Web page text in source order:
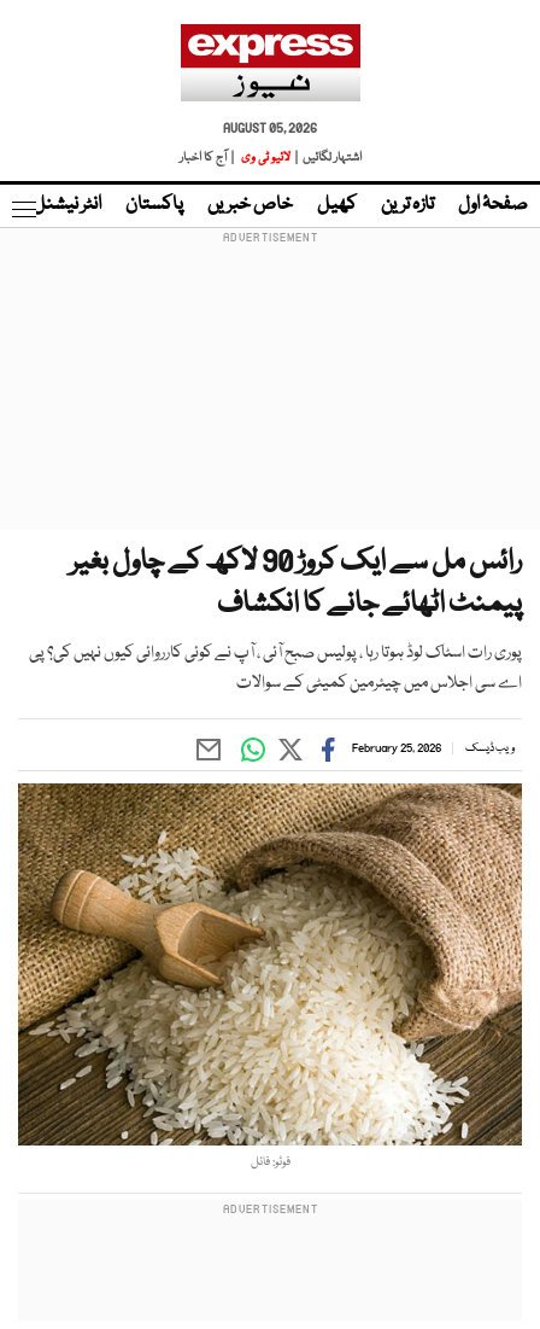
AUGUST 05, 2026
اشتہار لگائیں |
لائیو ٹی وی | آج کا اخبار
صفحۂ اول تازہ ترین کھیل خاص خبریں پاکستان انٹر نیشنل
رائس مل سے ایک کروڑ 90 لاکھ کے چاول بغیر
پیمنٹ اٹھائے جانے کا انکشاف
پوری رات اسٹاک لوڈ ہوتا رہا ، پولیس صبح آئی ، آپ نے کوئی کارروائی کیوں نہیں کی؟ پی
اے سی اجلاس میں چیئرمین کمیٹی کے سوالات
ویب ڈیسک February 25, 2026
فوٹو: فائل